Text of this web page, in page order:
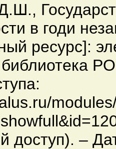
в годи
ресурс]:
доступ). –